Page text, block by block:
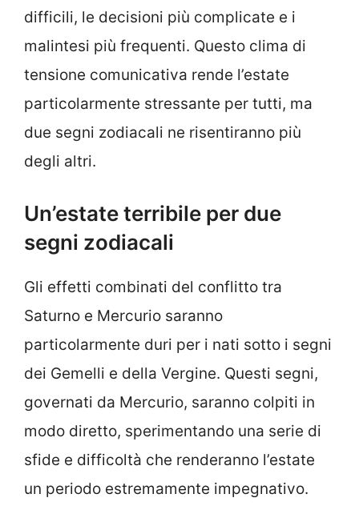
difficili, le decisioni più complicate e i
malintesi più frequenti. Questo clima di
tensione comunicativa rende l’estate
particolarmente stressante per tutti, ma
due segni zodiacali ne risentiranno più
degli altri.
Un’estate terribile per due
segni zodiacali
Gli effetti combinati del conflitto tra
Saturno e Mercurio saranno
particolarmente duri per i nati sotto i segni
dei Gemelli e della Vergine. Questi segni,
governati da Mercurio, saranno colpiti in
modo diretto, sperimentando una serie di
sfide e difficoltà che renderanno l’estate
un periodo estremamente impegnativo.